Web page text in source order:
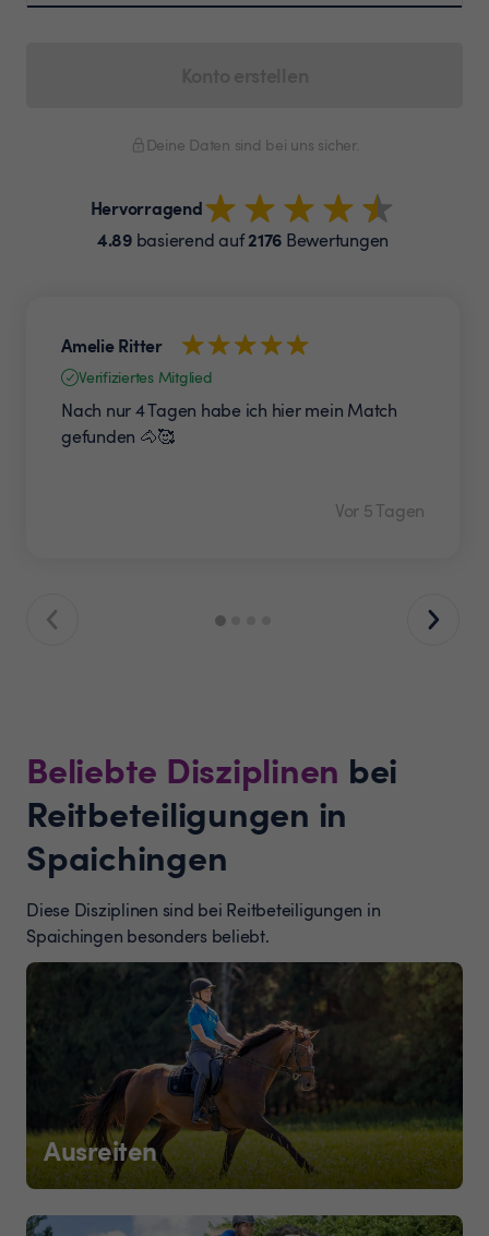
Deine Daten sind bei uns sicher.
Hervorragend
4.89basierend auf2176 Bewertungen
Amelie Ritter
Verifiziertes Mitglied
Nach nur 4 Tagen habe ich hier mein Match
gefunden 🐴🥰
Vor 5 Tagen
Beliebte Disziplinen bei
Reitbeteiligungen in
Spaichingen
Diese Disziplinen sind bei Reitbeteiligungen in
Spaichingen besonders beliebt.
Ausreiten